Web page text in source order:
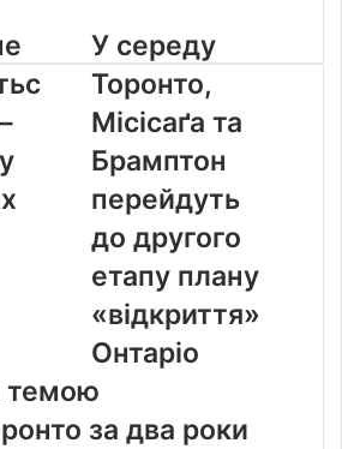
У
середу
Торонто,
Місісаґа
та
Брамптон
перейдуть
до
другого
плану
«відкриття»
Онтаріо
У середу
Торонто,
Місісаґа та
Брамптон
перейдуть
до другого
етапу плану
«відкриття»
Онтаріо
темою
за два роки